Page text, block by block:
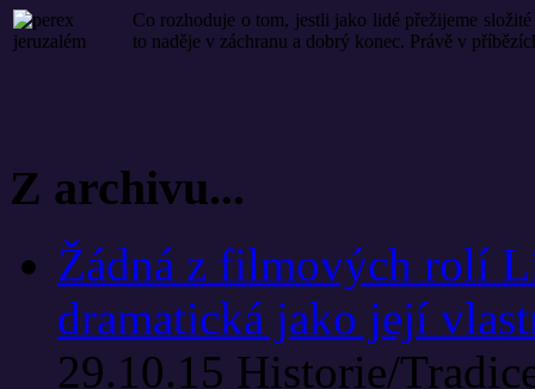
Co rozhoduje o tom, jestli jako lidé přežijeme
to naděje v záchranu a dobrý konec. Právě v
Z archivu...
Žádná z filmových rolí
dramatická jako její
29.10.15 Historie/